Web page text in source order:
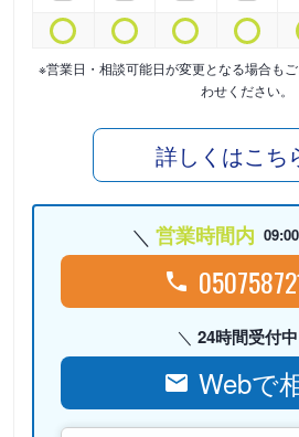
※営業日・相談可能日が変更となる場合も
わせください。
詳しくはこち
営業時間内
24時間受付中
Webで